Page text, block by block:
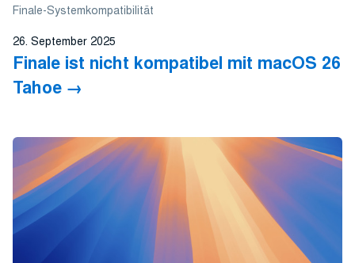
Finale-Systemkompatibilität
26. September 2025
Finale ist nicht kompatibel mit macOS 26
Tahoe